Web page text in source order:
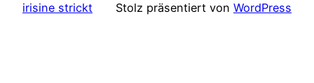
irisine strickt Stolz präsentiert von WordPress